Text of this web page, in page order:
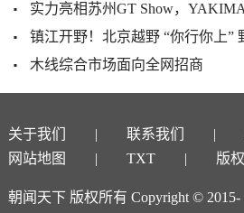
实力亮相苏州GT Show，YAKIMA以卓越品质
镇江开野！北京越野 “你行你上”
木线综合市场面向全网招商
关于我们 联系我们
网站地图
TXT 版
朝闻天下 版权所有 Copyright © 2015-